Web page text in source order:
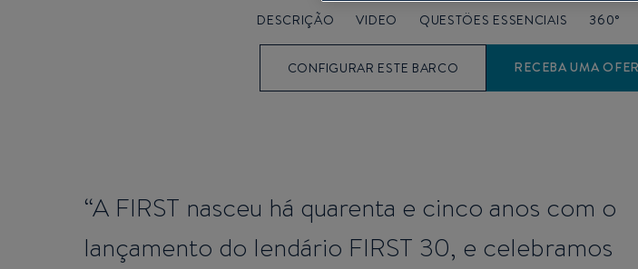
DESCRIÇÃO VIDEO QUESTÖES ESSENCIAIS 360°
CONFIGURAR ESTE BARCO RECEBA UMA
“A FIRST nasceu há quarenta e cinco anos com o
lançamento do lendário FIRST 30, e celebramos